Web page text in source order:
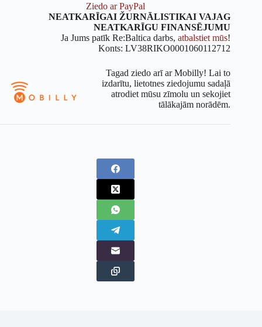
Ziedo ar PayPal
NEATKARĪGAI ŽURNĀLISTIKAI VAJAG
NEATKARĪGU FINANSĒJUMU
Ja Jums patīk Re:Baltica darbs,atbalstiet mūs!
Konts: LV38RIKO0001060112712
Tagad ziedo arī ar Mobilly! Lai to
izdarītu, lietotnes ziedojumu sadaļā
atrodiet mūsu zīmolu un sekojiet
tālākajām norādēm.